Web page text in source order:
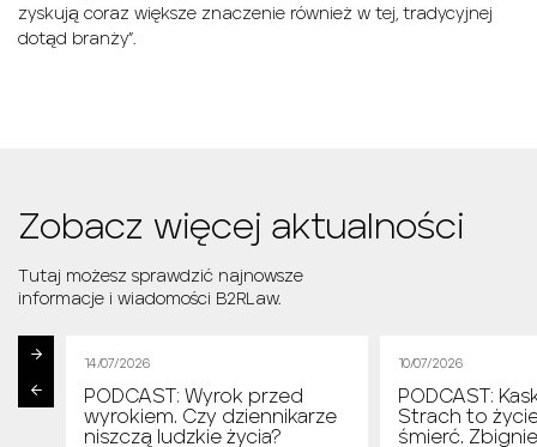
zyskują coraz większe znaczenie również w tej, tradycyjnej
dotąd branży”.
Zobacz więcej aktualności
Tutaj możesz sprawdzić najnowsze
informacje i wiadomości B2RLaw.
14/07/2026
PODCAST: Wyrok przed
wyrokiem. Czy dziennikarze
niszczą ludzkie życia?
10/07/2026
PODCAST:
Strach to
śmierć.